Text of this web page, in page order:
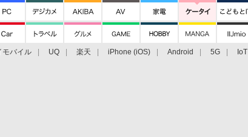
モバイル UQ 楽天 iPhone (iOS) Android 5G IoT